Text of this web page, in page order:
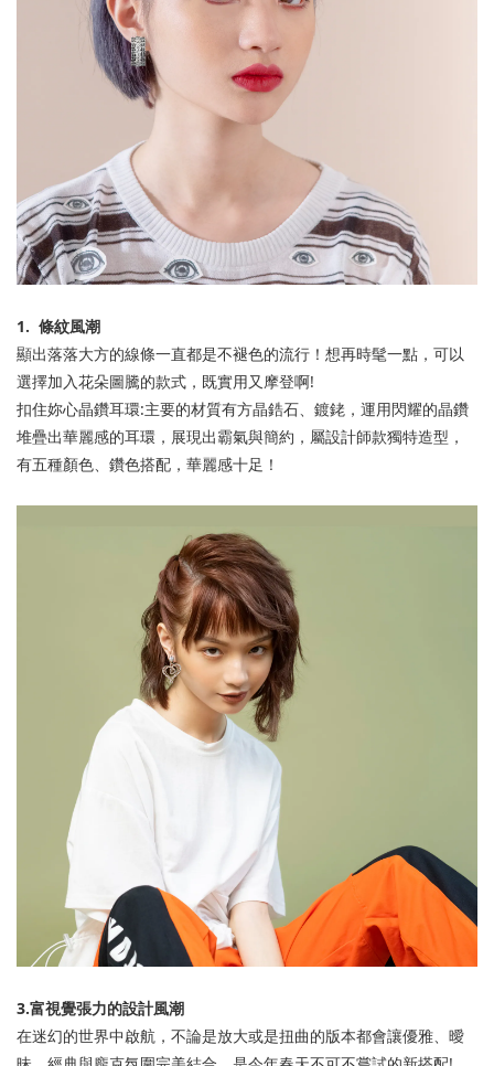
1. 條紋風潮
顯出落落大方的線條一直都是不褪色的流行！想再時髦一點，可以
選擇加入花朵圖騰的款式，既實用又摩登啊!
扣住妳心晶鑽耳環:主要的材質有方晶鋯石、鍍銠，運用閃耀的晶鑽
堆疊出華麗感的耳環，展現出霸氣與簡約，屬設計師款獨特造型，
有五種顏色、鑽色搭配，華麗感十足！
3.富視覺張力的設計風潮
在迷幻的世界中啟航，不論是放大或是扭曲的版本都會讓優雅、曖